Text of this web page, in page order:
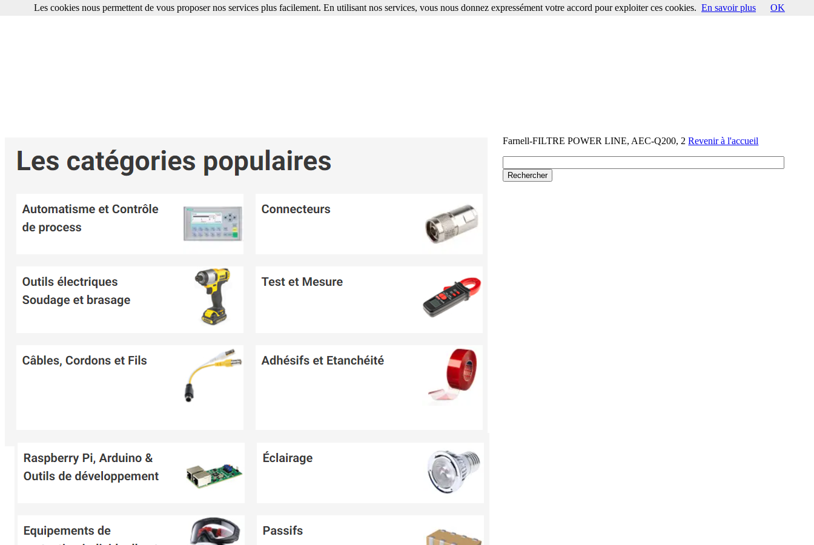
Farnell-FILTRE POWER LINE, AEC-Q200, 2Revenir à l'accueil
Les cookies nous permettent de vous proposer nos services plus facilement. En utilisant nos services, vous nous donnez expressément votre accord pour exploiter ces cookies. En savoir plus OK